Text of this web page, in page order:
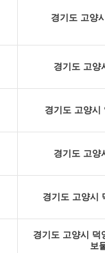
경기도 고양
경기도 고양
경기도 고양시
경기도 고양
경기도 고양시
경기도 고양시 덕
보